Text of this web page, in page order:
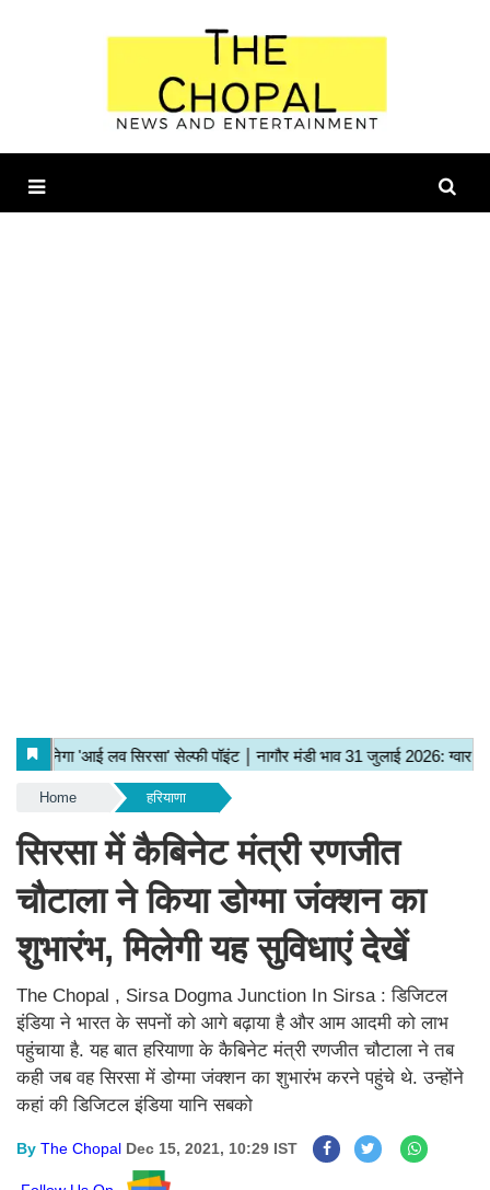
Home हरियाणा
सिरसा में कैबिनेट मंत्री रणजीत
चौटाला ने किया डोग्मा जंक्शन का
शुभारंभ, मिलेगी यह सुविधाएं देखें
The Chopal , Sirsa Dogma Junction In Sirsa : डिजिटल
इंडिया ने भारत के सपनों को आगे बढ़ाया है और आम आदमी को लाभ
पहुंचाया है. यह बात हरियाणा के कैबिनेट मंत्री रणजीत चौटाला ने तब
कही जब वह सिरसा में डोग्मा जंक्शन का शुभारंभ करने पहुंचे थे. उन्होंने
कहां की डिजिटल इंडिया यानि सबको
By The Chopal Dec 15, 2021, 10:29 IST